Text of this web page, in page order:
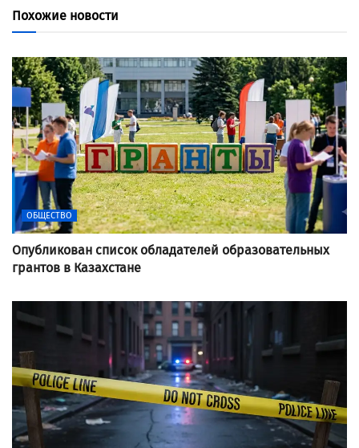
Похожие новости
ОБЩЕСТВО
Опубликован список обладателей образовательных
грантов в Казахстане